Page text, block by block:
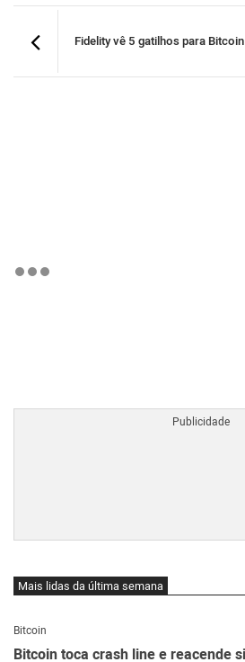
Fidelity vê 5 gatilhos para
Mais lidas da última semana
Bitcoin
Bitcoin toca crash line e reacende